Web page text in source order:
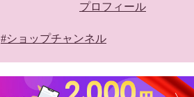
プロフィール
#ショップチャンネル